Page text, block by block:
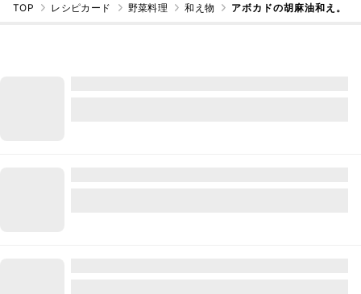
TOP レシピカード 野菜料理 和え物 アボカドの胡麻油和え。